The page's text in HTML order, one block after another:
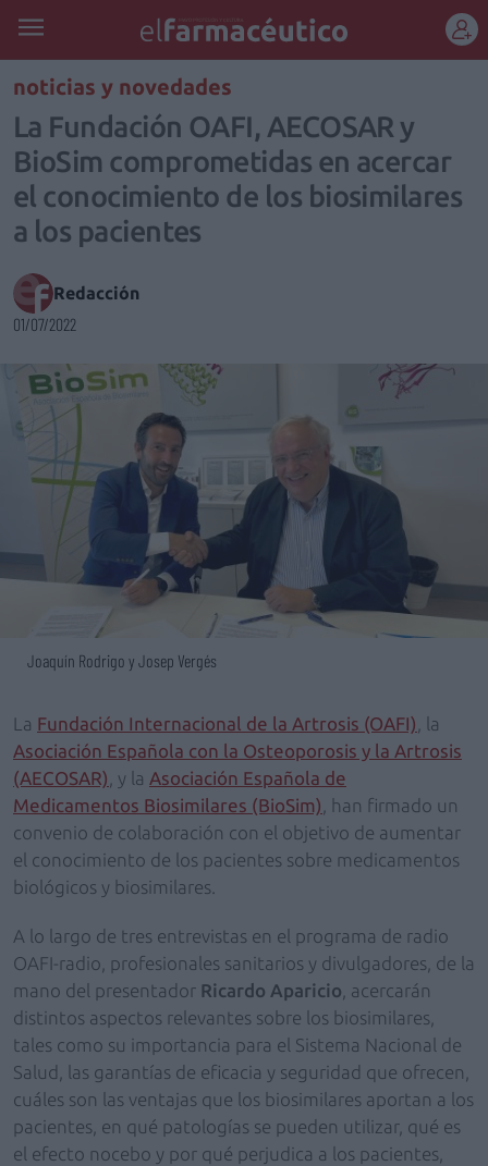
REGÍSTRATE
noticias y novedades
La Fundación OAFI, AECOSAR y
BioSim comprometidas en acercar
el conocimiento de los biosimilares
a los pacientes
Redacción
01/07/2022
Joaquín Rodrigo y Josep Vergés
La Fundación Internacional de la Artrosis (OAFI)
, la
Asociación Española con la Osteoporosis y la Artrosis
(AECOSAR) , y la Asociación Española de
Medicamentos Biosimilares (BioSim)
, han firmado un
convenio de colaboración con el objetivo de aumentar
el conocimiento de los pacientes sobre medicamentos
biológicos y biosimilares.
A lo largo de tres entrevistas en el programa de radio
OAFI-radio, profesionales sanitarios y divulgadores, de la
mano del presentador Ricardo Aparicio , acercarán
distintos aspectos relevantes sobre los biosimilares,
tales como su importancia para el Sistema Nacional de
Salud, las garantías de eficacia y seguridad que ofrecen,
cuáles son las ventajas que los biosimilares aportan a los
pacientes, en qué patologías se pueden utilizar, qué es
el efecto nocebo y por qué perjudica a los pacientes,